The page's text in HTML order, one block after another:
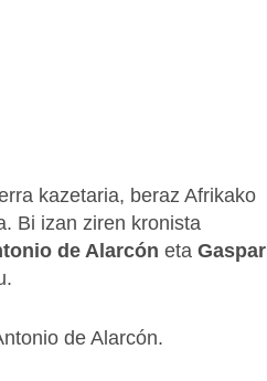
kazetaria, beraz Afrikako
Bi izan ziren kronista
de Alarcón eta Gaspar
de Alarcón.